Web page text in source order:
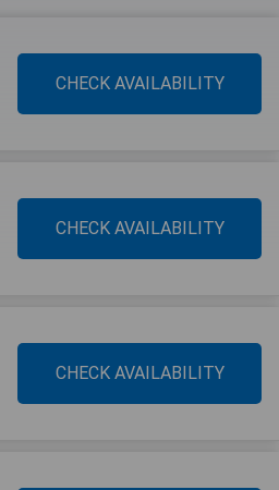
CHECK AVAILABILITY
CHECK AVAILABILITY
CHECK AVAILABILITY